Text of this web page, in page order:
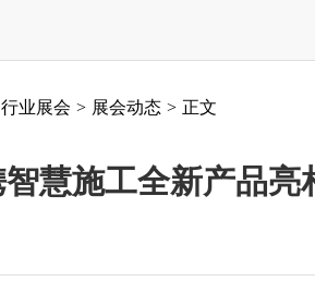
行业展会 > 展会动态 > 正文
慧施工全新产品亮